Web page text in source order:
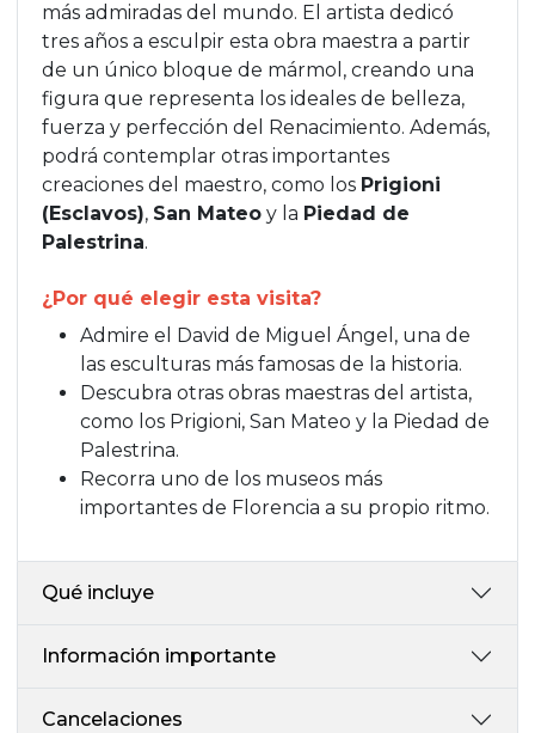
más admiradas del mundo. El artista dedicó
tres años a esculpir esta obra maestra a partir
de un único bloque de mármol, creando una
figura que representa los ideales de belleza,
fuerza y perfección del Renacimiento. Además,
podrá contemplar otras importantes
creaciones del maestro, como los Prigioni
(Esclavos), San Mateo y la Piedad de
Palestrina.
¿Por qué elegir esta visita?
Admire el David de Miguel Ángel, una de
las esculturas más famosas de la historia.
Descubra otras obras maestras del artista,
como los Prigioni, San Mateo y la Piedad de
Palestrina.
Recorra uno de los museos más
importantes de Florencia a su propio ritmo.
Qué incluye
Información importante
Cancelaciones